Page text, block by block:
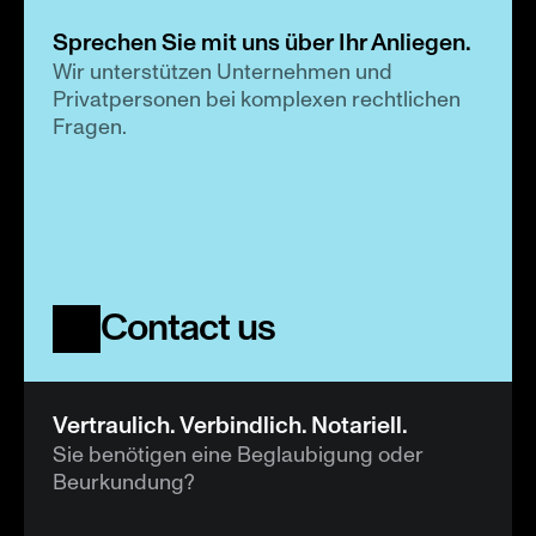
Sprechen Sie mit uns über Ihr Anliegen.
Wir unterstützen Unternehmen und
Privatpersonen bei komplexen rechtlichen
Fragen.
Contact us
Vertraulich. Verbindlich. Notariell.
Sie benötigen eine Beglaubigung oder
Beurkundung?